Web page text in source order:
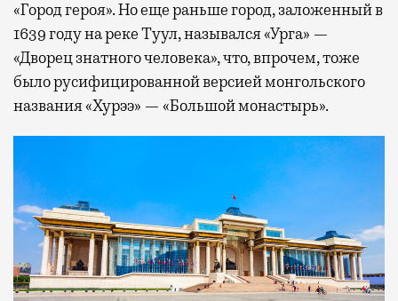
«Город героя». Но еще раньше город, заложенный в
1639 году на реке Туул, назывался «Урга» —
«Дворец знатного человека», что, впрочем, тоже
было русифицированной версией монгольского
названия «Хурээ» — «Большой монастырь».